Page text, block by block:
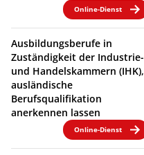
Online-Dienst
Ausbildungsberufe in
Zuständigkeit der Industrie-
und Handelskammern (IHK),
ausländische
Berufsqualifikation
anerkennen lassen
Online-Dienst